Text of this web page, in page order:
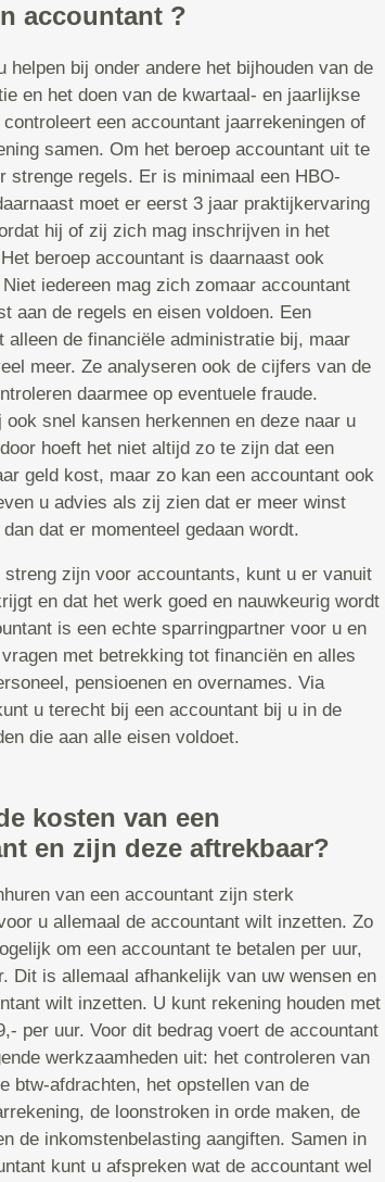
accountant ?
helpen bij onder andere het bijhouden van de
en het doen van de kwartaal- en jaarlijkse
een accountant jaarrekeningen of
samen. Om het beroep accountant uit te
strenge regels. Er is minimaal een HBO-
moet er eerst 3 jaar praktijkervaring
hij of zij zich mag inschrijven in het
beroep accountant is daarnaast ook
iedereen mag zich zomaar accountant
aan de regels en eisen voldoen. Een
alleen de financiële administratie bij, maar
meer. Ze analyseren ook de cijfers van de
daarmee op eventuele fraude.
ook snel kansen herkennen en deze naar u
hoeft het niet altijd zo te zijn dat een
geld kost, maar zo kan een accountant ook
u advies als zij zien dat er meer winst
dat er momenteel gedaan wordt.
streng zijn voor accountants, kunt u er vanuit
en dat het werk goed en nauwkeurig wordt
is een echte sparringpartner voor u en
met betrekking tot financiën en alles
pensioenen en overnames. Via
u terecht bij een accountant bij u in de
die aan alle eisen voldoet.
kosten van een
en zijn deze aftrekbaar?
van een accountant zijn sterk
u allemaal de accountant wilt inzetten. Zo
om een accountant te betalen per uur,
Dit is allemaal afhankelijk van uw wensen en
wilt inzetten. U kunt rekening houden met
per uur. Voor dit bedrag voert de accountant
werkzaamheden uit: het controleren van
btw-afdrachten, het opstellen van de
de loonstroken in orde maken, de
de inkomstenbelasting aangiften. Samen in
kunt u afspreken wat de accountant wel